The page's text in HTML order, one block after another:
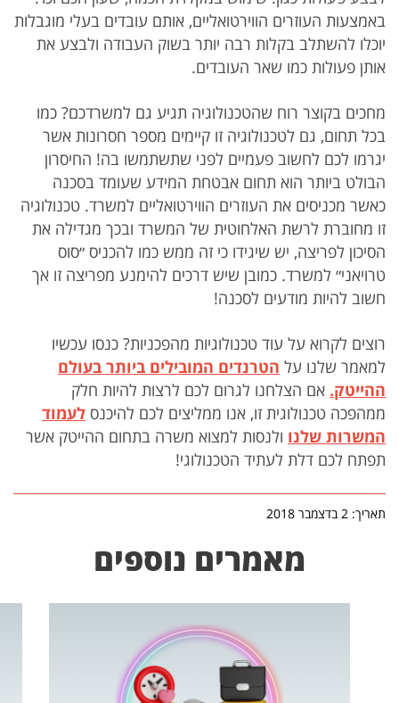
באמצעות העוזרים הווירטואליים, אותם עובדים בעלי מוגבלות
יוכלו להשתלב בקלות רבה יותר בשוק העבודה ולבצע את
אותן פעולות כמו שאר העובדים.
מחכים בקוצר רוח שהטכנולוגיה תגיע גם למשרדכם? כמו
בכל תחום, גם לטכנולוגיה זו קיימים מספר חסרונות אשר
יגרמו לכם לחשוב פעמיים לפני שתשתמשו בה! החיסרון
הבולט ביותר הוא תחום אבטחת המידע שעומד בסכנה
כאשר מכניסים את העוזרים הווירטואליים למשרד. טכנולוגיה
זו מחוברת לרשת האלחוטית של המשרד ובכך מגדילה את
הסיכון לפריצה, יש שיגידו כי זה ממש כמו להכניס ״סוס
טרויאני״ למשרד. כמובן שיש דרכים להימנע מפריצה זו אך
חשוב להיות מודעים לסכנה!
רוצים לקרוא על עוד טכנולוגיות מהפכניות? כנסו עכשיו
למאמר שלנו על הטרנדים המובילים ביותר בעולם
ההייטק. אם הצלחנו לגרום לכם לרצות להיות חלק
ממהפכה טכנולוגית זו, אנו ממליצים לכם להיכנס לעמוד
המשרות שלנו ולנסות למצוא משרה בתחום ההייטק אשר
תפתח לכם דלת לעתיד הטכנולוגי!
תאריך: 2 בדצמבר 2018
מאמרים נוספים